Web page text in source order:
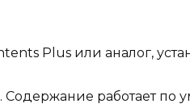
Plus или аналог,
работает